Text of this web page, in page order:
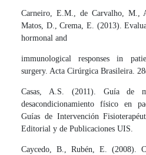
Carneiro, E.M., de Carvalho, M.,
Matos, D., Crema, E. (2013).
hormonal and
immunological responses in
surgery. Acta Cirúrgica Brasileira.
Casas, A.S. (2011). Guía de
desacondicionamiento físico en
Guías de Intervención
Editorial y de Publicaciones UIS.
Caycedo, B., Rubén, E. (2008).